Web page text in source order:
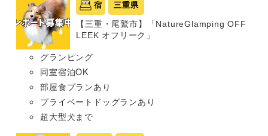
宿 三重県
【三重・尾鷲市】「NatureGlamping OFF
LEEK オフリーク」
グランピング
同室宿泊OK
部屋食プランあり
プライベートドッグランあり
超大型犬まで